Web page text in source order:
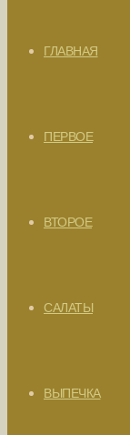
ГЛАВНАЯ
ПЕРВОЕ
ВТОРОЕ
САЛАТЫ
ВЫПЕЧКА